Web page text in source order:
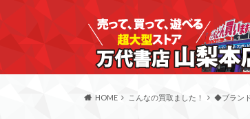
HOME こんなの買取ました！ ◆ブラン